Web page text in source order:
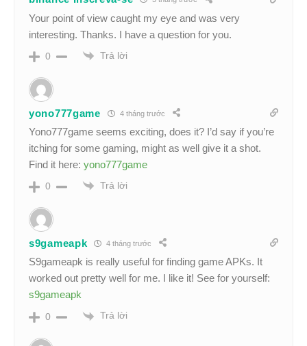
Your point of view caught my eye and was very
interesting. Thanks. I have a question for you.
0 Trả lời
yono777game 4 tháng trước
Yono777game seems exciting, does it? I’d say if you’re
itching for some gaming, might as well give it a shot.
Find it here: yono777game
0 Trả lời
s9gameapk 4 tháng trước
S9gameapk is really useful for finding game APKs. It
worked out pretty well for me. I like it! See for yourself:
s9gameapk
0 Trả lời